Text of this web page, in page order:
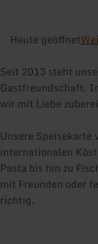
Heute geöffnet
Seit 2013 steht
Gastfreundschaft.
wir mit Liebe
Unsere
internationalen
Pasta bis hin zu
mit Freunden oder
richtig.